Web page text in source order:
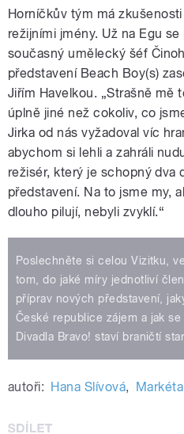
Horníčkův tým má
režijními jmény. Už na Egu se
současný umělecký šéf
představení Beach Boy(s)
Jiřím Havelkou. „Strašně mě
úplně jiné než cokoliv, co
Jirka od nás vyžadoval víc
abychom si lehli a zahráli
režisér, který je schopný dva
představení. Na to jsme my,
dlouho pilují, nebyli zvyklí.“
Poslechněte si celou Vizitku,
tom, do jaké míry jednotliví
příprav nových představení,
České republice zájem a jak
Divadla Bravo! staví braničtí
autoři: Hana Slívová,